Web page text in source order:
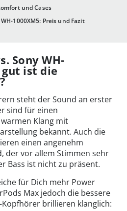
und Cases
1000XM5: Preis und Fazit
Sony WH-
gut ist die
steht der Sound an erster
sind für einen
Klang mit
bekannt. Auch die
einen angenehm
der vor allem Stimmen sehr
Bass ist nicht zu präsent.
für Dich mehr Power
Max jedoch die bessere
Kopfhörer brillieren klanglich: